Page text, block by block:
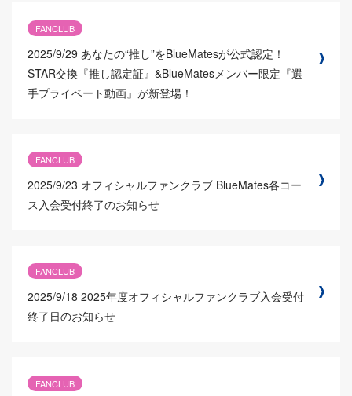
FANCLUB
2025/9/29 あなたの“推し”をBlueMatesが公式認定！
STAR交換『推し認定証』&BlueMatesメンバー限定『選
手プライベート動画』が新登場！
FANCLUB
2025/9/23 オフィシャルファンクラブ BlueMates各コー
ス入会受付終了のお知らせ
FANCLUB
2025/9/18 2025年度オフィシャルファンクラブ入会受付
終了日のお知らせ
FANCLUB